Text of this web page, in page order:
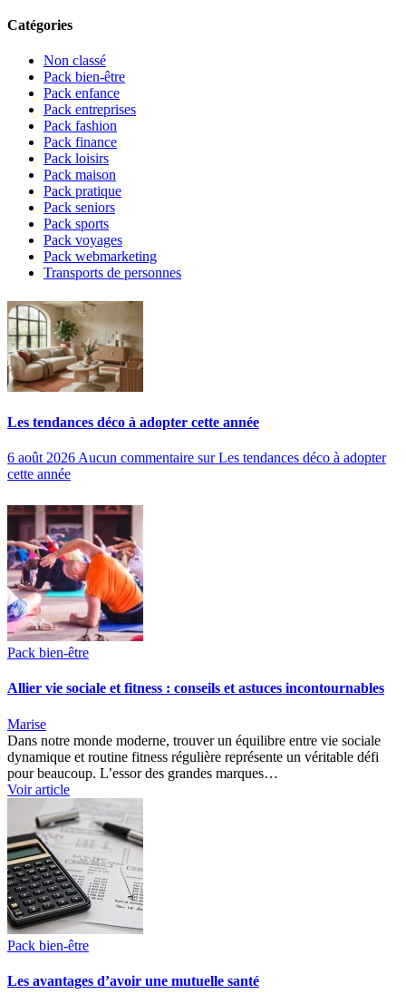
Catégories
Non classé
Pack bien-être
Pack enfance
Pack entreprises
Pack fashion
Pack finance
Pack loisirs
Pack maison
Pack pratique
Pack seniors
Pack sports
Pack voyages
Pack webmarketing
Transports de personnes
Les tendances déco à adopter cette année
6 août 2026 Aucun commentaire sur Les tendances déco à adopter
cette année
Pack bien-être
Allier vie sociale et fitness : conseils et astuces incontournables
Marise
Dans notre monde moderne, trouver un équilibre entre vie sociale
dynamique et routine fitness régulière représente un véritable défi
pour beaucoup. L’essor des grandes marques…
Voir article
Pack bien-être
Les avantages d’avoir une mutuelle santé